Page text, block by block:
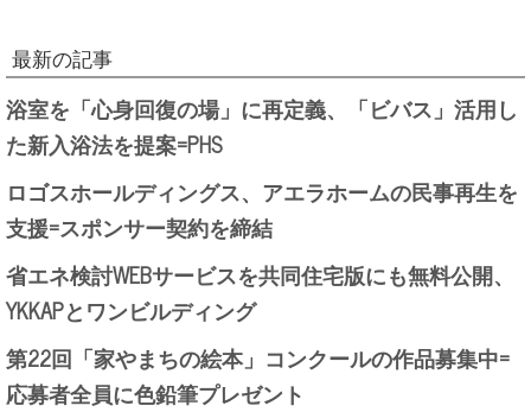
最新の記事
浴室を「心身回復の場」に再定義、「ビバス」活用し
た新入浴法を提案=PHS
ロゴスホールディングス、アエラホームの民事再生を
支援=スポンサー契約を締結
省エネ検討WEBサービスを共同住宅版にも無料公開、
YKKAPとワンビルディング
第22回「家やまちの絵本」コンクールの作品募集中=
応募者全員に色鉛筆プレゼント